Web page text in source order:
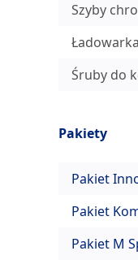
Szyby
Śruby do
Pakiety
Pakiet
Pakiet
Pakiet M